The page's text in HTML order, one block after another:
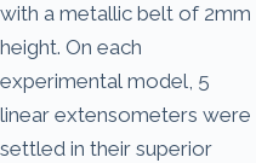
with a metallic belt of 2mm
height. On each
experimental model, 5
linear extensometers were
settled in their superior